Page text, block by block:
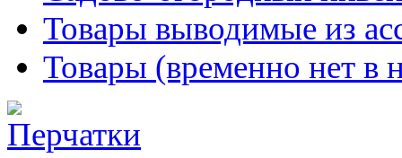
Товары выводимые из
Товары (временно нет в